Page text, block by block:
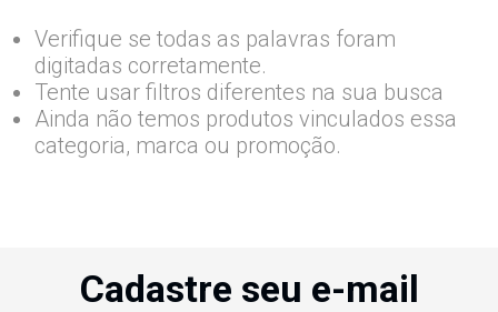
Verifique se todas as palavras foram
digitadas corretamente.
Tente usar filtros diferentes na sua busca
Ainda não temos produtos vinculados essa
categoria, marca ou promoção.
Cadastre seu e-mail